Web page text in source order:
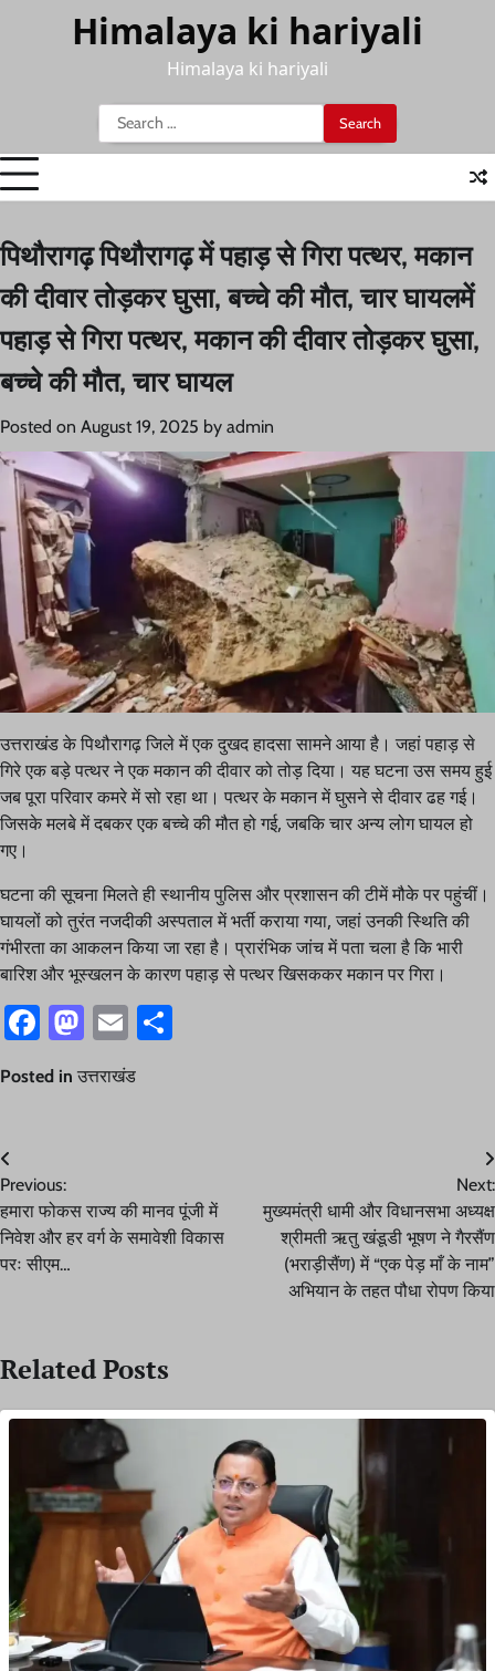
Himalaya ki hariyali
Himalaya ki hariyali
Search
for:
पिथौरागढ़ पिथौरागढ़ में पहाड़ से गिरा पत्थर, मकान
की दीवार तोड़कर घुसा, बच्चे की मौत, चार घायलमें
पहाड़ से गिरा पत्थर, मकान की दीवार तोड़कर घुसा,
बच्चे की मौत, चार घायल
Posted on August 19, 2025 by admin
उत्तराखंड के पिथौरागढ़ जिले में एक दुखद हादसा सामने आया है। जहां पहाड़ से
गिरे एक बड़े पत्थर ने एक मकान की दीवार को तोड़ दिया। यह घटना उस समय हुई
जब पूरा परिवार कमरे में सो रहा था। पत्थर के मकान में घुसने से दीवार ढह गई।
जिसके मलबे में दबकर एक बच्चे की मौत हो गई, जबकि चार अन्य लोग घायल हो
गए।
घटना की सूचना मिलते ही स्थानीय पुलिस और प्रशासन की टीमें मौके पर पहुंचीं।
घायलों को तुरंत नजदीकी अस्पताल में भर्ती कराया गया, जहां उनकी स्थिति की
गंभीरता का आकलन किया जा रहा है। प्रारंभिक जांच में पता चला है कि भारी
बारिश और भूस्खलन के कारण पहाड़ से पत्थर खिसककर मकान पर गिरा।
Facebook
Mastodon
Email
Posted in उत्तराखंड
Post
navigation
Previous:
हमारा फोकस राज्य की मानव पूंजी में
निवेश और हर वर्ग के समावेशी विकास
परः सीएम…
Next:
मुख्यमंत्री धामी और विधानसभा अध्यक्ष
श्रीमती ऋतु खंडूडी भूषण ने गैरसैंण
(भराड़ीसैंण) में “एक पेड़ माँ के नाम”
अभियान के तहत पौधा रोपण किया
Related Posts